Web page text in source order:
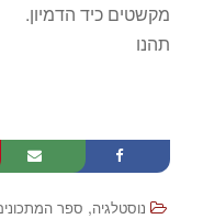
מקשטים כיד הדמיון.
תהנו
נוסטלגיה, ספר